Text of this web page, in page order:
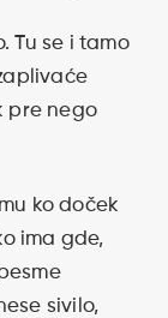
Tu se i tamo
pre nego
ko doček
ima gde,
sivilo,